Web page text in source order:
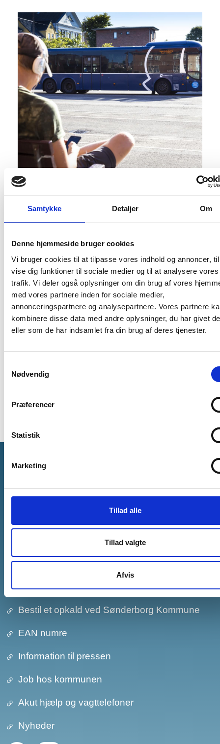
Samtykke Detaljer Om
Denne hjemmeside bruger cookies
Vi bruger cookies til at tilpasse vores indhold og annoncer,
vise dig funktioner til sociale medier og til at analysere vores
trafik. Vi deler også oplysninger om din brug af vores
med vores partnere inden for sociale medier,
annonceringspartnere og analysepartnere. Vores partnere
kombinere disse data med andre oplysninger, du har givet
eller som de har indsamlet fra din brug af deres tjenester.
Nødvendig
Præferencer
Statistik
Marketing
Tillad alle
Tillad valgte
Afvis
Image
Kontakt os
Center for Hjælpemidler og
Kommunikation
Att. Visiteret Transport
Ellegårdvej 25 A
6400 Sønderborg
transportkontoret@sonderborg.dk
Telefontider:
E-mail:
Hovedtelefonnr.:
Om kommunen
Kontakt Borgerservice
Bestil et opkald ved Sønderborg Kommune
EAN numre
Information til pressen
Job hos kommunen
Akut hjælp og vagttelefoner
Nyheder